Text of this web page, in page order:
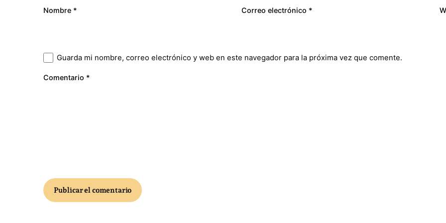
Nombre * Correo electrónico *
Guarda mi nombre, correo electrónico y web en este navegador para la próxima vez que comente.
Comentario *